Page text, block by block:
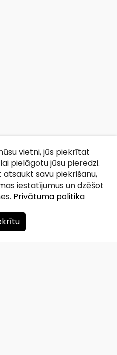
vietni, jūs piekrītat
pielāgotu jūsu pieredzi.
savu piekrišanu,
iestatījumus un dzēšot
Privātuma politika